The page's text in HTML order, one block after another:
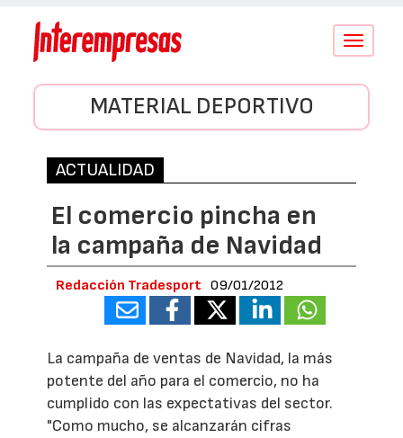
Conmutar
MATERIAL DEPORTIVO
ACTUALIDAD
El comercio pincha en
la campaña de Navidad
Redacción Tradesport 09/01/2012
La campaña de ventas de Navidad, la más
potente del año para el comercio, no ha
cumplido con las expectativas del sector.
"Como mucho, se alcanzarán cifras